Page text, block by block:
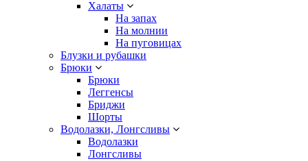
Халаты
На запах
На молнии
На пуговицах
Блузки и рубашки
Брюки
Брюки
Леггенсы
Бриджи
Шорты
Водолазки, Лонгсливы
Водолазки
Лонгсливы